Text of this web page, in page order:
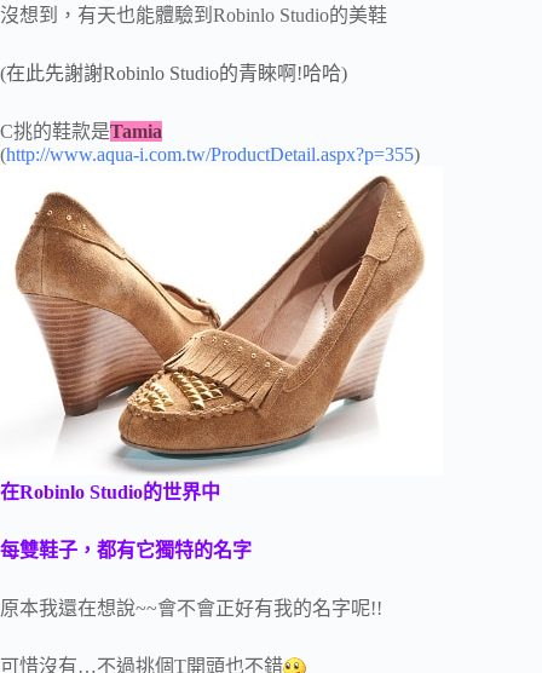
沒想到，有天也能體驗到Robinlo Studio的美鞋
(在此先謝謝Robinlo Studio的青睞啊!哈哈)
C挑的鞋款是Tamia
(http://www.aqua-i.com.tw/ProductDetail.aspx?p=355)
在Robinlo Studio的世界中
每雙鞋子，都有它獨特的名字
原本我還在想說~~會不會正好有我的名字呢!!
可惜沒有…不過挑個T開頭也不錯